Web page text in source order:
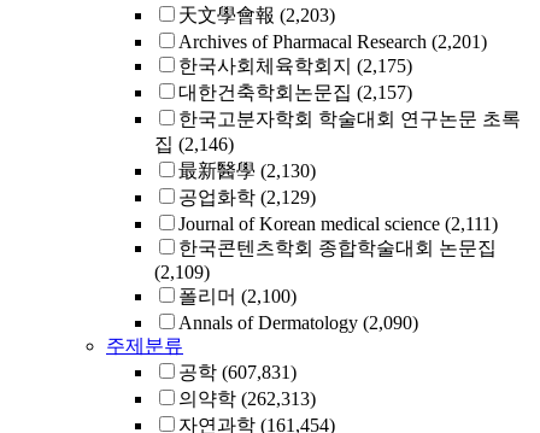
天文學會報 (2,203)
Archives of Pharmacal Research (2,201)
한국사회체육학회지 (2,175)
대한건축학회논문집 (2,157)
한국고분자학회 학술대회 연구논문 초록
집 (2,146)
最新醫學 (2,130)
공업화학 (2,129)
Journal of Korean medical science (2,111)
한국콘텐츠학회 종합학술대회 논문집
(2,109)
폴리머 (2,100)
Annals of Dermatology (2,090)
주제분류
공학 (607,831)
의약학 (262,313)
자연과학 (161,454)